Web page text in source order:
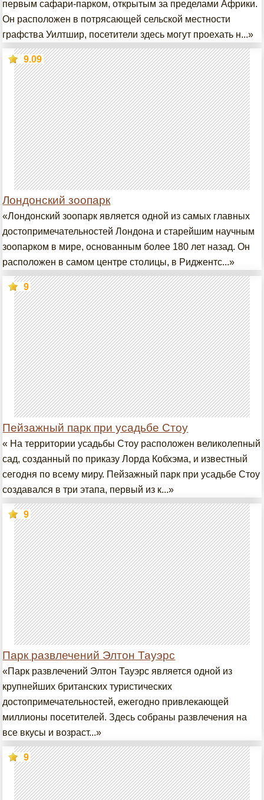
первым сафари-парком, открытым за пределами Африки.
Он расположен в потрясающей сельской местности
графства Уилтшир, посетители здесь могут проехать н...»
Лондонский зоопарк
9.09
«Лондонский зоопарк является одной из самых главных
достопримечательностей Лондона и старейшим научным
зоопарком в мире, основанным более 180 лет назад. Он
расположен в самом центре столицы, в Риджентс...»
Пейзажный парк при усадьбе Стоу
9
« На территории усадьбы Стоу расположен великолепный
сад, созданный по приказу Лорда Кобхэма, и известный
сегодня по всему миру. Пейзажный парк при усадьбе Стоу
создавался в три этапа, первый из к...»
Парк развлечений Элтон Тауэрс
9
«Парк развлечений Элтон Тауэрс является одной из
крупнейших британских туристических
достопримечательностей, ежегодно привлекающей
миллионы посетителей. Здесь собраны развлечения на
все вкусы и возраст...»
9